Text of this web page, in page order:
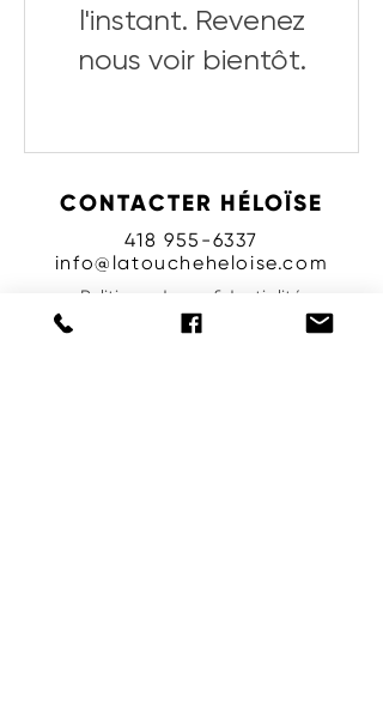
l'instant. Revenez
nous voir bientôt.
CONTACTER HÉLOÏSE
418 955-6337
info@latoucheheloise.com
Politique de confidentialité